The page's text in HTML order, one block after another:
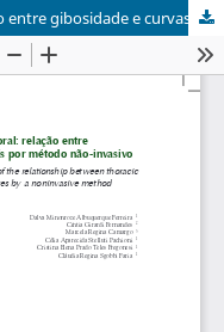
Avaliação da coluna vertebral: relação entre gibosidade e curvas sagitais por método não-invasivo